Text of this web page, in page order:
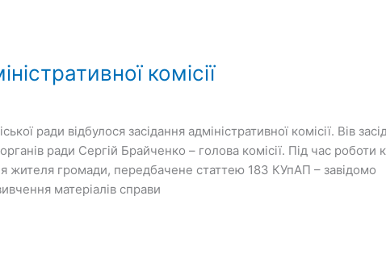
комісії
ради відбулося засідання адміністративної комісії. Вів
ради Сергій Брайченко – голова комісії. Під час роботи
жителя громади, передбачене статтею 183 КУпАП – завідомо
матеріалів справи